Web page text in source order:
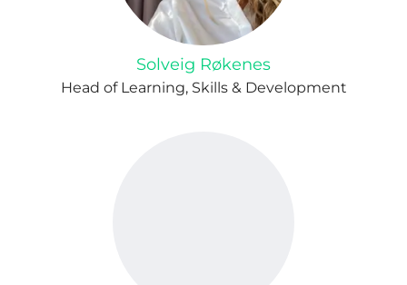
Solveig Røkenes
Head of Learning, Skills & Development